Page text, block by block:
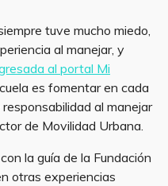
tuve mucho miedo,
al manejar, y
al portal Mi
es fomentar en cada
al manejar
de Movilidad Urbana.
la guía de la Fundación
otras experiencias